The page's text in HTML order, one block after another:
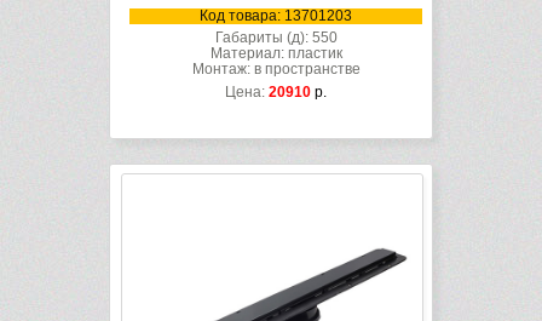
Код товара: 13701203
Габариты (д): 550
Материал: пластик
Монтаж: в пространстве
Цена: 20910 р.